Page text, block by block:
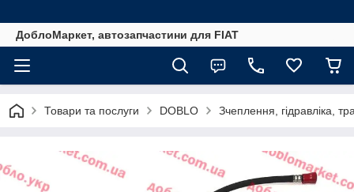
ДоблоМаркет, автозапчастини для FIAT
Товари та послуги DOBLO Зчеплення, гідравліка,